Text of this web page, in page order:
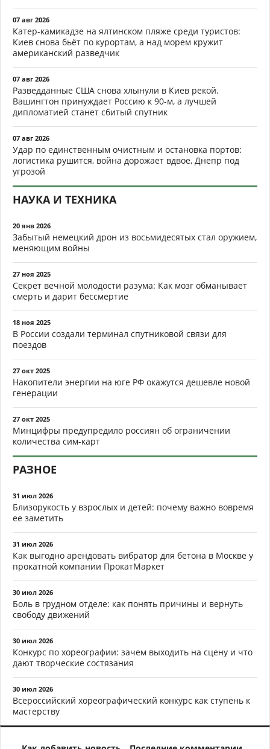
07 авг 2026
Катер-камикадзе на ялтинском пляже среди туристов:
Киев снова бьёт по курортам, а над морем кружит
американский разведчик
07 авг 2026
Разведданные США снова хлынули в Киев рекой.
Вашингтон принуждает Россию к 90-м, а лучшей
дипломатией станет сбитый спутник
07 авг 2026
Удар по единственным очистным и остановка портов:
логистика рушится, война дорожает вдвое, Днепр под
угрозой
НАУКА И ТЕХНИКА
20 янв 2026
Забытый немецкий дрон из восьмидесятых стал оружием,
меняющим войны
27 ноя 2025
Секрет вечной молодости разума: Как мозг обманывает
смерть и дарит бессмертие
18 ноя 2025
В России создали терминал спутниковой связи для
поездов
27 окт 2025
Накопители энергии на юге РФ окажутся дешевле новой
генерации
27 окт 2025
Минцифры предупредило россиян об ограничении
количества сим-карт
РАЗНОЕ
31 июл 2026
Близорукость у взрослых и детей: почему важно вовремя
ее заметить
31 июл 2026
Как выгодно арендовать вибратор для бетона в Москве у
прокатной компании ПрокатМаркет
30 июл 2026
Боль в грудном отделе: как понять причины и вернуть
свободу движений
30 июл 2026
Конкурс по хореографии: зачем выходить на сцену и что
дают творческие состязания
30 июл 2026
Всероссийский хореографический конкурс как ступень к
мастерству